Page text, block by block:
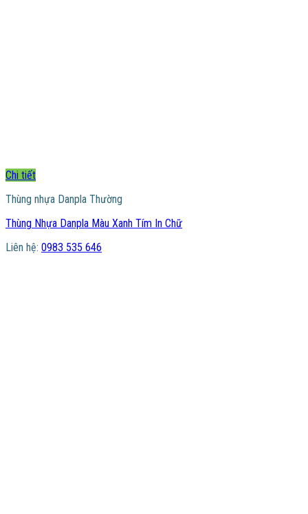
Chi tiết
Thùng nhựa Danpla Thường
Thùng Nhựa Danpla Màu Xanh Tím In Chữ
Liên hệ: 0983 535 646